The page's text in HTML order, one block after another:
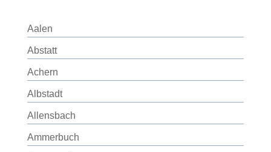
Aalen
Abstatt
Achern
Albstadt
Allensbach
Ammerbuch